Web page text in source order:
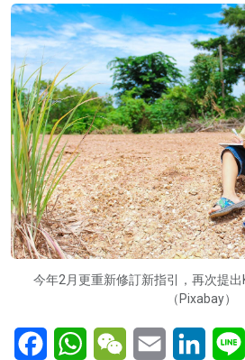
今年2月更重新修訂新指引，再次提出
（Pixabay）
FacebookWhatsAppWeChatEmail